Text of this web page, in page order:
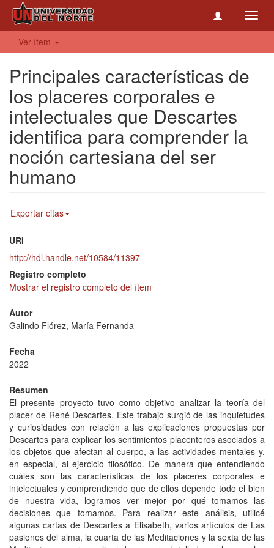
Ver ítem
Principales características de
los placeres corporales e
intelectuales que Descartes
identifica para comprender la
noción cartesiana del ser
humano
Exportar citas
URI
http://hdl.handle.net/10584/11397
Registro completo
Mostrar el registro completo del ítem
Autor
Galindo Flórez, María Fernanda
Fecha
2022
Resumen
El presente proyecto tuvo como objetivo analizar la teoría del
placer de René Descartes. Este trabajo surgió de las inquietudes
y curiosidades con relación a las explicaciones propuestas por
Descartes para explicar los sentimientos placenteros asociados a
los objetos que afectan al cuerpo, a las actividades mentales y,
en especial, al ejercicio filosófico. De manera que entendiendo
cuáles son las características de los placeres corporales e
intelectuales y comprendiendo que de ellos depende todo el bien
de nuestra vida, logramos ver mejor por qué tomamos las
decisiones que tomamos. Para realizar este análisis, utilicé
algunas cartas de Descartes a Elisabeth, varios artículos de Las
pasiones del alma, la cuarta de las Meditaciones y la sexta de las